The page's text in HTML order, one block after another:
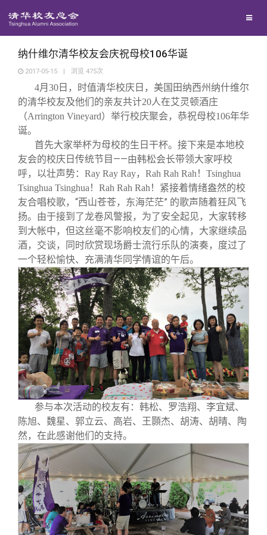
地区联络
年级联络
专业委员会
兴趣群体
西南联大校友会
回馈母校
捐赠项目
捐赠纪事
捐赠方法
义工计划
媒体平台
《水木清华》
我要订阅
新媒体平台
清华人物
清华故事
青春风采
校友文苑
校友讲坛
校友视界
校友服务
终身学习
信息化服务
三创大赛
实用信息
校友总会
总会简介
会长致辞
总会章程
理事会名单
制度法规
联系我们
关闭
纳什维尔清华校友会庆祝母校106华诞
2017-05-15 | 浏览 475次
4月 30 日，时值清华校庆日，美国田纳西州纳什维尔
的清华校友及他们的亲友共计20人在艾灵顿酒庄
（Arrington Vineyard）举行校庆聚会，恭祝母校106年华
诞。
首先大家举杯为母校的生日干杯。接下来是本地校
友会的校庆日传统节目——由韩松会长带领大家呼校
呼，以壮声势： Ray Ray Ray，Rah Rah Rah！Tsinghua
Tsinghua Tsinghua！Rah Rah Rah！ 紧接着情绪盎然的校
友合唱校歌，“西山苍苍，东海茫茫” 的歌声随着狂风飞
扬。由于接到了龙卷风警报，为了安全起见，大家转移
到大帐中，但这丝毫不影响校友们的心情，大家继续品
酒，交谈，同时欣赏现场爵士流行乐队的演奏，度过了
一个轻松愉快、充满清华同学情谊的午后。
参与本次活动的校友有：韩松、罗浩翔、李宜斌、
陈旭、魏星、郭立云、高岩、王顥杰、胡涛、胡晴、陶
然，在此感谢他们的支持。